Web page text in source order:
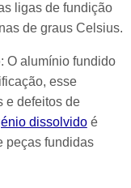
ligas de fundição
de graus Celsius.
: O alumínio fundido
esse
e defeitos de
dissolvidoé
peças fundidas